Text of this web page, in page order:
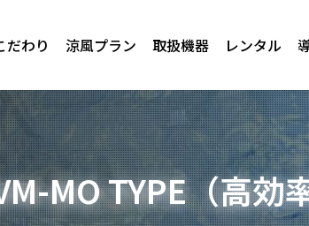
だわり 涼風プラン 取扱機器 レンタル
MO TYPE（高効